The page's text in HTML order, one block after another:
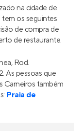
na cidade de
tem os seguintes
de compra de
de restaurante.
Rod.
As pessoas que
Carneiros também
Praia de